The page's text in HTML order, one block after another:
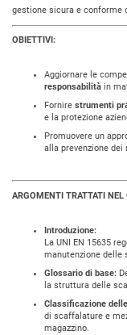
gestione sicura e conforme
OBIETTIVI:
Aggiornare le
responsabilità in
Fornire strumenti
e la protezione
Promuovere un
alla prevenzione
ARGOMENTI TRATTATI NEL
Introduzione:
La UNI EN 15635
manutenzione
Glossario di base:
la struttura delle
Classificazione
di scaffalature e
magazzino.